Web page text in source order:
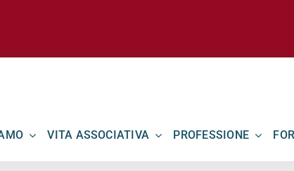
VITA ASSOCIATIVA PROFESSIONE